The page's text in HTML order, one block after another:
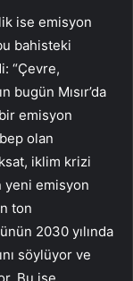
ise emisyon
bahisteki
“Çevre,
bugün Mısır’da
emisyon
olan
iklim krizi
yeni emisyon
ton
2030 yılında
söylüyor ve